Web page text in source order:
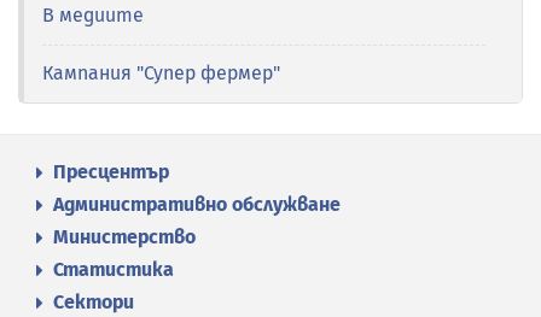
В медиите
Кампания "Супер фермер"
Пресцентър
Административно обслужване
Министерство
Статистика
Сектори